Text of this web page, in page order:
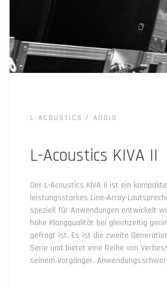
L-ACOUSTICS AUDIO
L-Acoustics KIVA II
Der L-Acoustics KIVA II ist ein
leistungsstarkes Line-Array-
speziell für Anwendungen entwickelt
hohe Klangqualität bei gleichzeitig
gefragt ist. Es ist die zweite
Serie und bietet eine Reihe von
seinem Vorgänger.